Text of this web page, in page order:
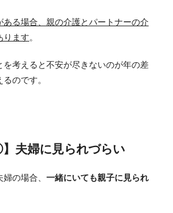
ある場合、親の介護とパートナーの介
ります。
を考えると不安が尽きないのが年の差
のです。
夫婦に見られづらい
の場合、 一緒にいても親子に見られ